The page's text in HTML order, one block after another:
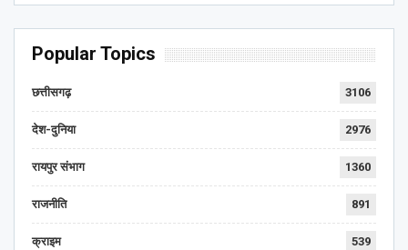
Popular Topics
छत्तीसगढ़ 3106
देश-दुनिया 2976
रायपुर संभाग 1360
राजनीति 891
क्राइम 539